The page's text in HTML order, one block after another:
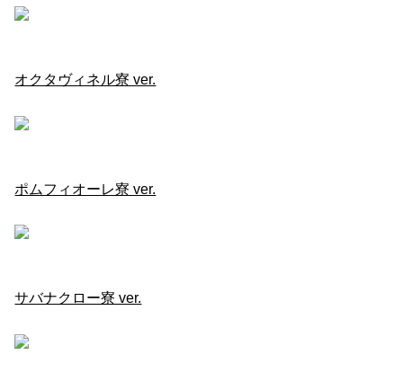
オクタヴィネル寮 ver.
ポムフィオーレ寮 ver.
サバナクロー寮 ver.